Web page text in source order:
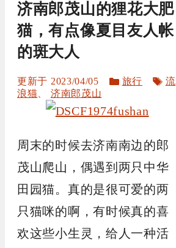
济南郎茂山的狸花大肥
猫，有点像夏目友人帐
的斑大人
2023/04/05
分
旅行
标
流
浪猫
济南郎茂山
周末的时候去济南南边的郎
茂山爬山，偶遇到两只中华
田园猫。真的是很可爱的两
只猫咪的啊，有时候真的喜
欢这些小生灵，给人一种活